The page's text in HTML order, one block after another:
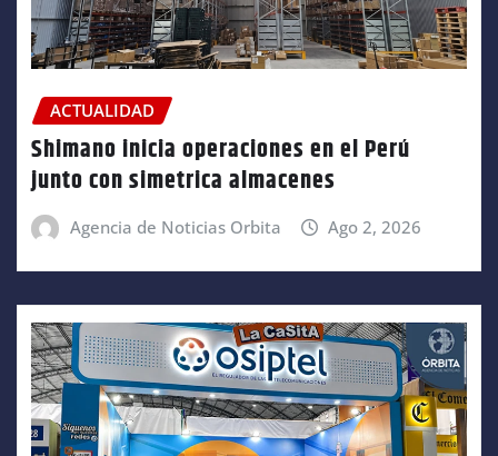
ACTUALIDAD
Shimano inicia operaciones en el Perú
junto con simetrica almacenes
Agencia de Noticias Orbita Ago 2, 2026